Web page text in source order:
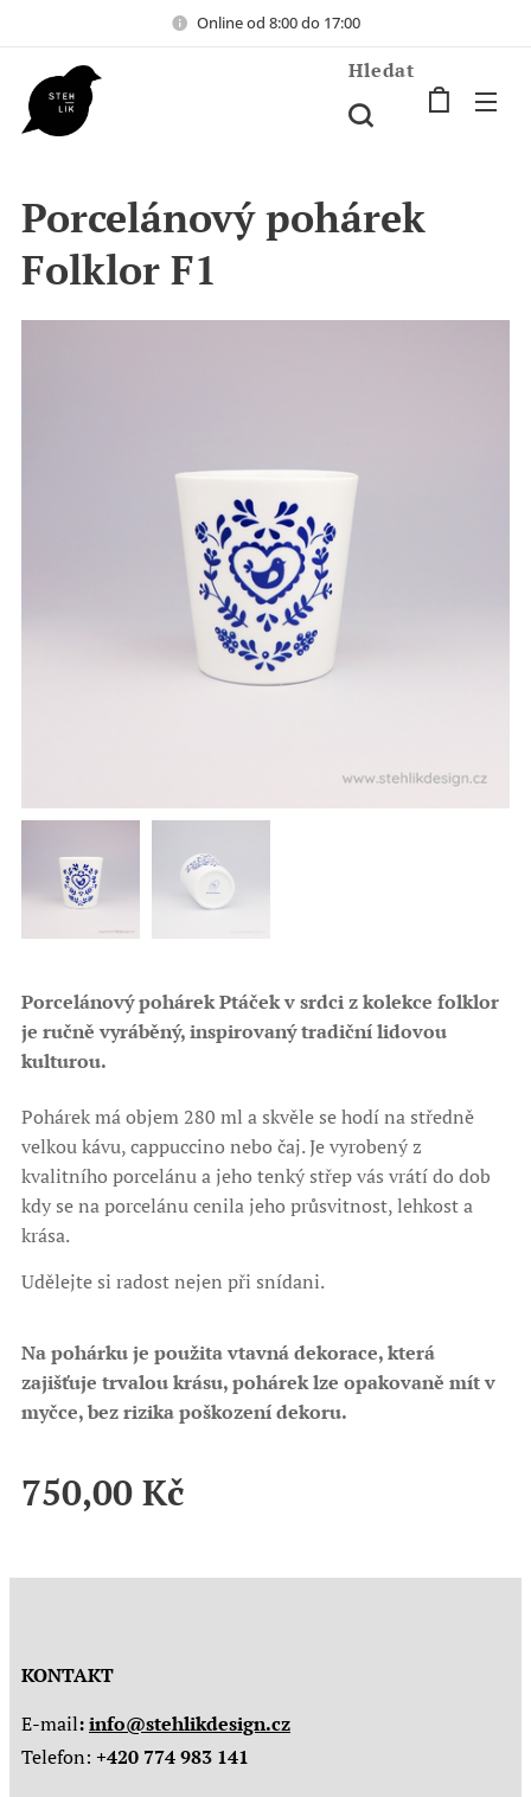
Online od 8:00 do 17:00
Hledat
Porcelánový pohárek
Folklor F1
Porcelánový pohárek Ptáček v srdci z kolekce folklor
je ručně vyráběný, inspirovaný tradiční lidovou
kulturou.
Pohárek má objem 280 ml a skvěle se hodí na středně
velkou kávu, cappuccino nebo čaj. Je vyrobený z
kvalitního porcelánu a jeho tenký střep vás vrátí do dob
kdy se na porcelánu cenila jeho průsvitnost, lehkost a
krása.
Udělejte si radost nejen při snídani.
Na pohárku je použita vtavná dekorace, která
zajišťuje trvalou krásu, pohárek lze opakovaně mít v
myčce, bez rizika poškození dekoru.
750,00 Kč
KONTAKT
E-mail:info@stehlikdesign.cz
Telefon: +420 774 983 141